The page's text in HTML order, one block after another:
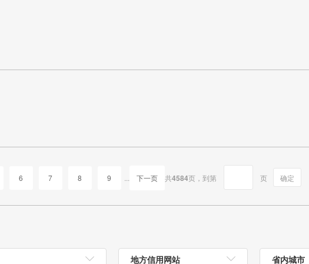
6 7 8 9 下一页 共4584页， 到第 页 确定
地方信用网站 省内城市